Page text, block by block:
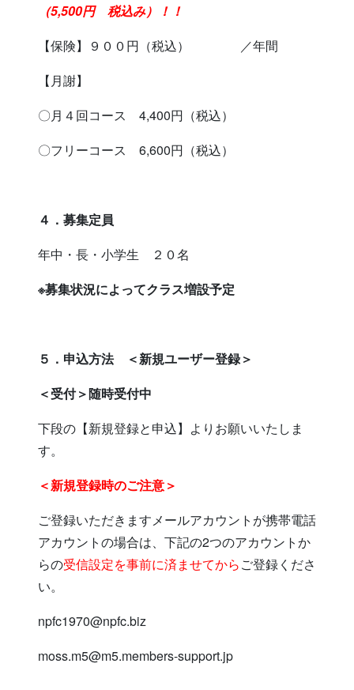
（5,500円 税込み）！！
【保険】９００円（税込） ／年間
【月謝】
〇月４回コース 4,400円（税込）
〇フリーコース 6,600円（税込）
４．募集定員
年中・長・小学生 ２０名
※募集状況によってクラス増設予定
５． 申込方法 ＜新規ユーザー登録＞
＜受付＞随時受付中
下段の【新規登録と申込】よりお願いいたしま
す。
＜新規登録時のご注意＞
ご登録いただきますメールアカウントが携帯電話
アカウントの場合は、下記の2つのアカウントか
らの受信設定を事前に済ませてからご登録くださ
い。
npfc1970@npfc.biz
moss.m5@m5.members-support.jp